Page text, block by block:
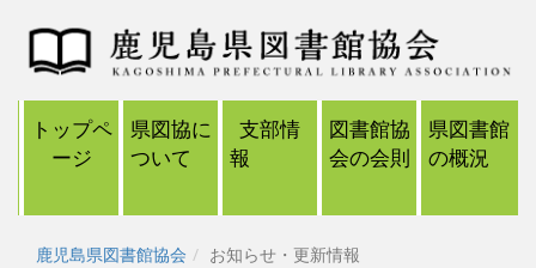
トップペ
ージ
県図協に
ついて
支部情
報
図書館協
会の会則
県図書館
の概況
鹿児島県図書館協会 お知らせ・更新情報